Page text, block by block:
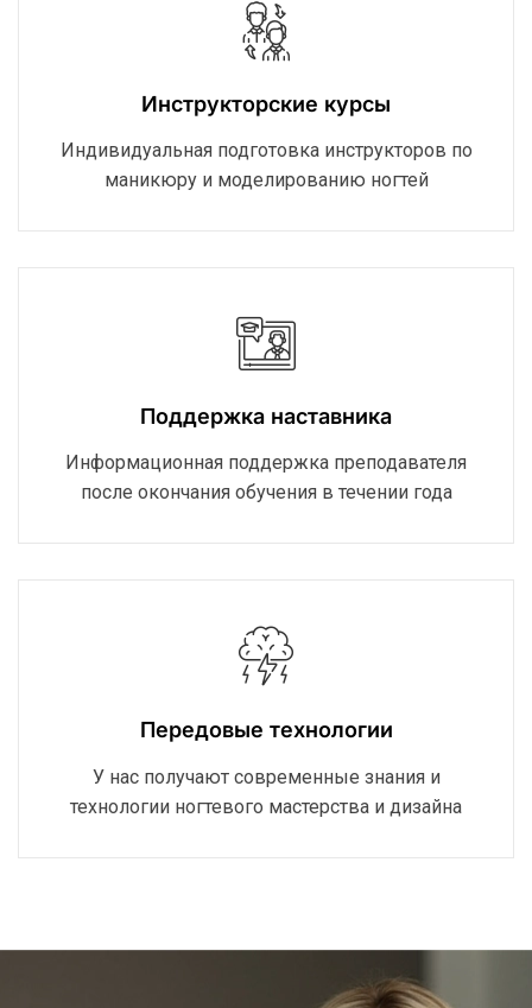
Инструкторские курсы
Индивидуальная подготовка инструкторов по
маникюру и моделированию ногтей
Поддержка наставника
Информационная поддержка преподавателя
после окончания обучения в течении года
Передовые технологии
У нас получают современные знания и
технологии ногтевого мастерства и дизайна